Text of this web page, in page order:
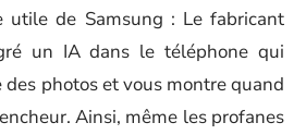
utile de Samsung : Le fabricant
un IA dans le téléphone qui
des photos et vous montre quand
Ainsi, même les profanes